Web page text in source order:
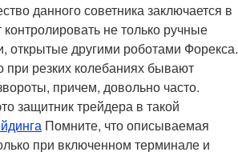
данного советника заключается в
не только ручные
открытые другими роботами Форекса.
при резких колебаниях бывают
причем, довольно часто.
защитник трейдера в такой
Помните, что описываемая
при включенном терминале и